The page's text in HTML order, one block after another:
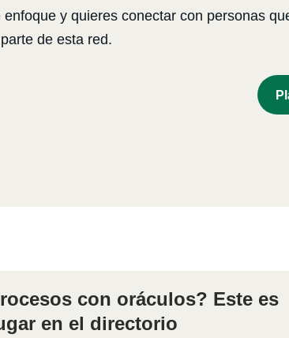
y quieres conectar con personas
de esta red.
P
con oráculos? Este es
en el directorio